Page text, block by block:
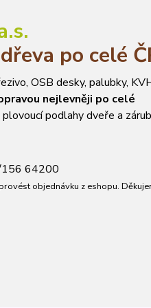
po celé
OSB desky, palubky,
nejlevněji po celé
podlahy dveře a
156 64200
objednávku z eshopu.